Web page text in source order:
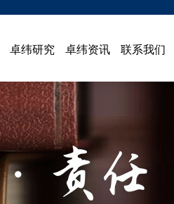
卓纬研究 卓纬资讯 联系我们